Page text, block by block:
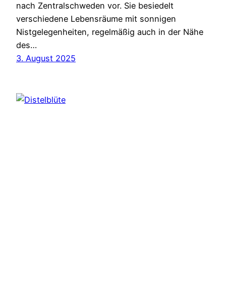
nach Zentralschweden vor. Sie besiedelt
verschiedene Lebensräume mit sonnigen
Nistgelegenheiten, regelmäßig auch in der Nähe
des…
3. August 2025